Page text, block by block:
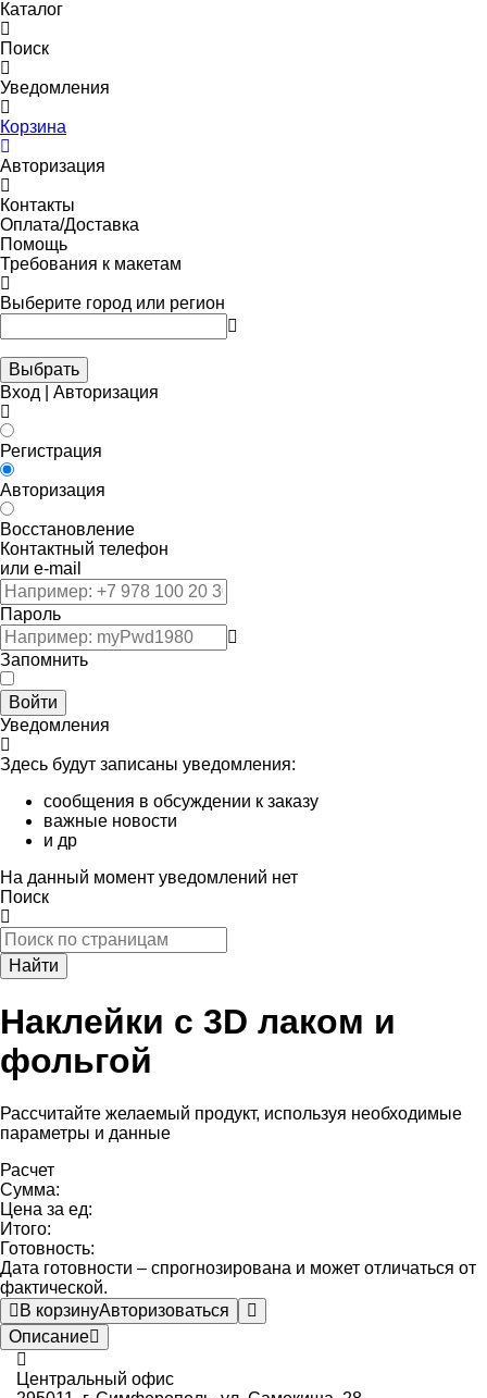
Каталог
Поиск
Уведомления
Корзина
Авторизация
Контакты
Оплата/Доставка
Помощь
Требования к макетам
Выберите город или регион
Выбрать
Вход | Авторизация
Регистрация
Авторизация
Восстановление
Контактный телефон
или e-mail
Пароль
Запомнить
Войти
Уведомления
Здесь будут записаны уведомления:
сообщения в обсуждении к заказу
важные новости
и др
На данный момент уведомлений нет
Поиск
Найти
Наклейки с 3D лаком и
фольгой
Рассчитайте желаемый продукт, используя необходимые
параметры и данные
Расчет
Сумма:
Цена за ед:
Итого:
Готовность:
Дата готовности – спрогнозирована и может отличаться от
фактической.
В корзинуАвторизоваться
Описание
Центральный офис